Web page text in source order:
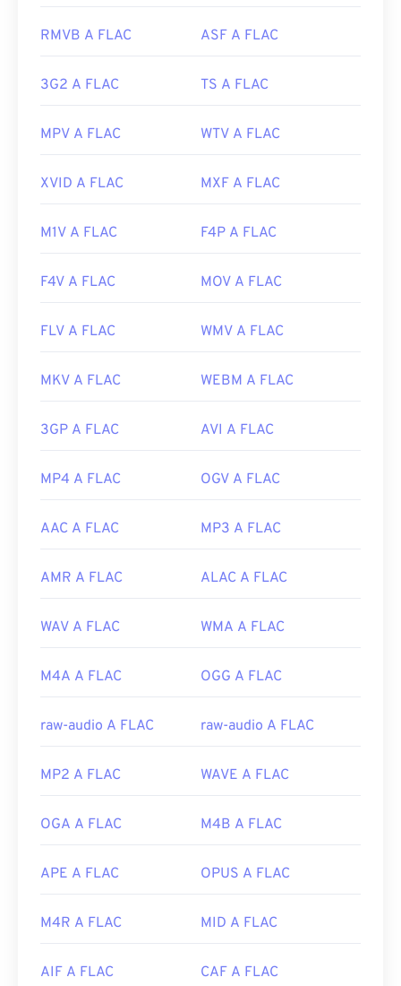
https://en.wikipedia.org/wiki/FLAC
RMVB A FLAC ASF A FLAC
3G2 A FLAC TS A FLAC
MPV A FLAC WTV A FLAC
XVID A FLAC MXF A FLAC
M1V A FLAC F4P A FLAC
F4V A FLAC MOV A FLAC
FLV A FLAC WMV A FLAC
MKV A FLAC WEBM A FLAC
3GP A FLAC AVI A FLAC
MP4 A FLAC OGV A FLAC
AAC A FLAC MP3 A FLAC
AMR A FLAC ALAC A FLAC
WAV A FLAC WMA A FLAC
M4A A FLAC OGG A FLAC
raw-audio A FLAC raw-audio A FLAC
MP2 A FLAC WAVE A FLAC
OGA A FLAC M4B A FLAC
APE A FLAC OPUS A FLAC
M4R A FLAC MID A FLAC
AIF A FLAC CAF A FLAC